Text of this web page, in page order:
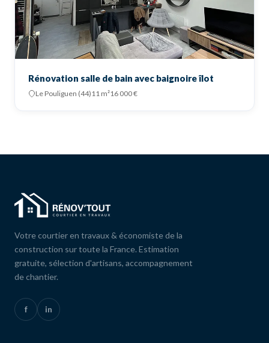
Rénovation salle de bain avec baignoire îlot
Le Pouliguen (44)11 m²16 000 €
Votre courtier en travaux & économiste de la
construction sur toute la France. Estimation
gratuite, sélection d'artisans, accompagnement
de chantier.
f in